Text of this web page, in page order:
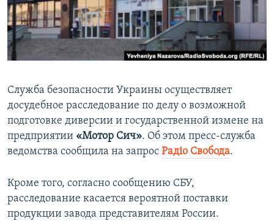
ПОБЕДИТЕЛЕЙ НЕ СУДЯТ?
КРЫМ.НЕПОКОРЕННЫЙ
ELIFBE
ПРИСОЕДИНЯЙТЕСЬ!
Все сайты RFE/RL
Служба безопасности Украины осуществляет
досудебное расследование по делу о возможной
подготовке диверсии и государственной измене на
предприятии «Мотор Сич». Об этом пресс-служба
ведомства сообщила на запрос Радіо Свобода.
Кроме того, согласно сообщению СБУ,
расследование касается вероятной поставки
продукции завода представителям России.